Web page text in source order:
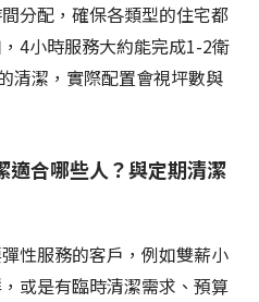
分配，確保各類型的住宅都
4小時服務大約能完成1-2衛
清潔，實際配置會視坪數與
適合哪些人？與定期清潔
性服務的客戶，例如雙薪小
或是有臨時清潔需求、預算